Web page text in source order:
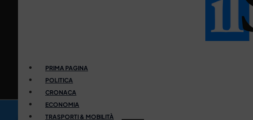
PRIMA PAGINA
POLITICA
CRONACA
ECONOMIA
TRASPORTI & MOBILITÀ